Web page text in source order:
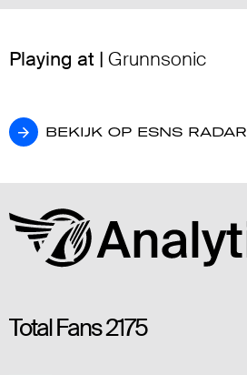
Playing at | Grunnsonic
BEKIJK OP ESNS RADAR
BEKIJK OP ESNS RADAR
Total Fans2175